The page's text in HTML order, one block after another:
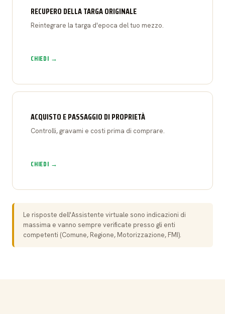
RECUPERO DELLA TARGA ORIGINALE
Reintegrare la targa d'epoca del tuo mezzo.
CHIEDI →
ACQUISTO E PASSAGGIO DI PROPRIETÀ
Controlli, gravami e costi prima di comprare.
CHIEDI →
Le risposte dell'Assistente virtuale sono indicazioni di
massima e vanno sempre verificate presso gli enti
competenti (Comune, Regione, Motorizzazione, FMI).